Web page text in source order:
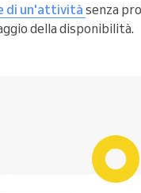
di un'attività senza
della disponibilità.